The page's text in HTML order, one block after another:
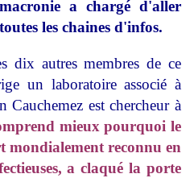
a chargé d'aller
les chaines d'infos.
dix autres membres de ce
un laboratoire associé à
Cauchemez est chercheur à
mieux pourquoi le
mondialement reconnu en
a claqué la porte